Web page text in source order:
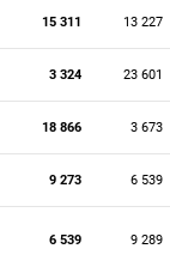
15 311 13 227
3 324 23 601
18 866 3 673
9 273 6 539
6 539 9 289